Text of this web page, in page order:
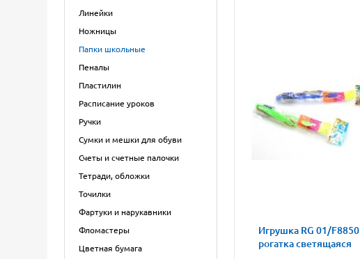
Линейки
Ножницы
Папки школьные
Пеналы
Пластилин
Расписание уроков
Ручки
Сумки и мешки для обуви
Счеты и счетные палочки
Тетради, обложки
Точилки
Фартуки и нарукавники
Фломастеры
Цветная бумага
Игрушка RG 01/F8850
рогатка светящаяся